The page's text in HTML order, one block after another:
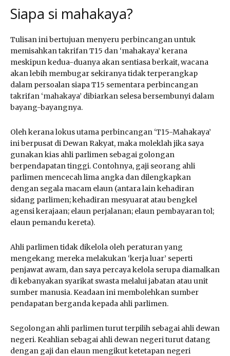
Siapa si mahakaya?
Tulisan ini bertujuan menyeru perbincangan untuk
memisahkan takrifan T15 dan ‘mahakaya’ kerana
meskipun kedua-duanya akan sentiasa berkait, wacana
akan lebih membugar sekiranya tidak terperangkap
dalam persoalan siapa T15 sementara perbincangan
takrifan ‘mahakaya’ dibiarkan selesa bersembunyi dalam
bayang-bayangnya.
Oleh kerana lokus utama perbincangan ‘T15-Mahakaya’
ini berpusat di Dewan Rakyat, maka moleklah jika saya
gunakan kias ahli parlimen sebagai golongan
berpendapatan tinggi. Contohnya, gaji seorang ahli
parlimen mencecah lima angka dan dilengkapkan
dengan segala macam elaun (antara lain kehadiran
sidang parlimen; kehadiran mesyuarat atau bengkel
agensi kerajaan; elaun perjalanan; elaun pembayaran tol;
elaun pemandu kereta).
Ahli parlimen tidak dikelola oleh peraturan yang
mengekang mereka melakukan ‘kerja luar’ seperti
penjawat awam, dan saya percaya kelola serupa diamalkan
di kebanyakan syarikat swasta melalui jabatan atau unit
sumber manusia. Keadaan ini membolehkan sumber
pendapatan berganda kepada ahli parlimen.
Segolongan ahli parlimen turut terpilih sebagai ahli dewan
negeri. Keahlian sebagai ahli dewan negeri turut datang
dengan gaji dan elaun mengikut ketetapan negeri